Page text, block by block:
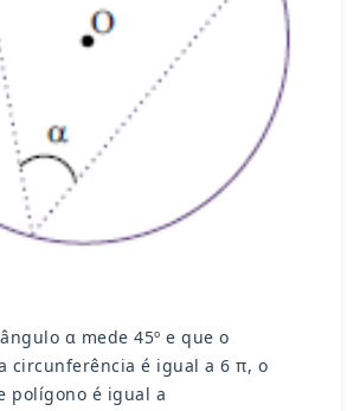
α mede 45º e que o
circunferência é igual a 6 π, o
polígono é igual a